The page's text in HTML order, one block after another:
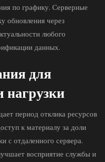
по графику. Серверные
обновления через
любого
данных.
для
нагрузки
период отклика ресурсов
к материалу за доли
с отдаленного сервера.
восприятие службы и